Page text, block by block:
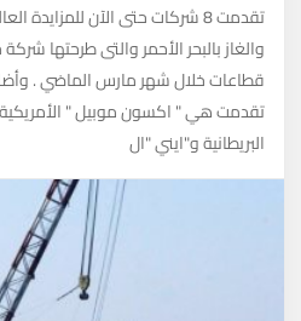
تقدمت 8 شركات حتى الآن
قطاعات خلال شهر مارس الماضي .
تقدمت هي " اكسون موبيل "
البريطانية و"ايني "ال